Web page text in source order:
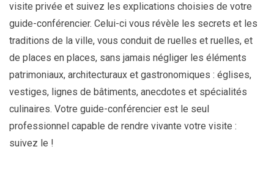
visite privée et suivez les explications choisies de votre
guide-conférencier. Celui-ci vous révèle les secrets et les
traditions de la ville, vous conduit de ruelles et ruelles, et
de places en places, sans jamais négliger les éléments
patrimoniaux, architecturaux et gastronomiques : églises,
vestiges, lignes de bâtiments, anecdotes et spécialités
culinaires. Votre guide-conférencier est le seul
professionnel capable de rendre vivante votre visite :
suivez le !